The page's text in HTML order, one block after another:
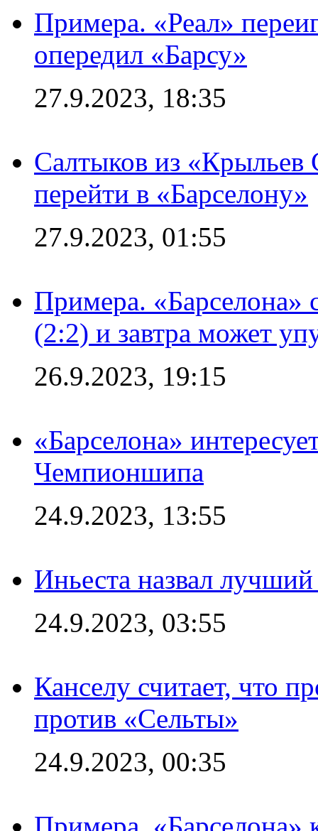
Примера. «Реал»
опередил «Барсу»
27.9.2023, 18:35
Салтыков из «Крыльев
перейти в «Барселону»
27.9.2023, 01:55
Примера. «Барселона»
(2:2) и завтра может
26.9.2023, 19:15
«Барселона»
Чемпионшипа
24.9.2023, 13:55
Иньеста назвал
24.9.2023, 03:55
Канселу считает, что
против «Сельты»
24.9.2023, 00:35